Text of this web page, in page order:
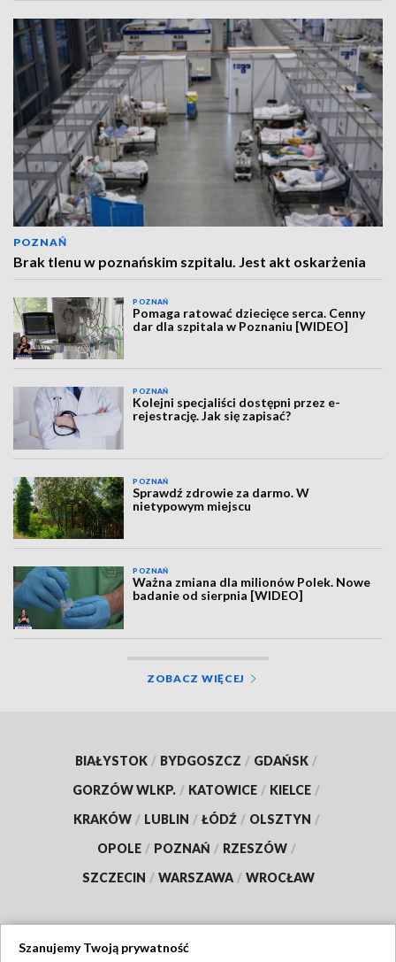
POZNAŃ
Brak tlenu w poznańskim szpitalu. Jest akt oskarżenia
POZNAŃ
Pomaga ratować dziecięce serca. Cenny
dar dla szpitala w Poznaniu [WIDEO]
POZNAŃ
Kolejni specjaliści dostępni przez e-
rejestrację. Jak się zapisać?
POZNAŃ
Sprawdź zdrowie za darmo. W
nietypowym miejscu
POZNAŃ
Ważna zmiana dla milionów Polek. Nowe
badanie od sierpnia [WIDEO]
ZOBACZ WIĘCEJ
BIAŁYSTOK / BYDGOSZCZ / GDAŃSK /
GORZÓW WLKP. / KATOWICE / KIELCE /
KRAKÓW / LUBLIN / ŁÓDŹ / OLSZTYN /
OPOLE / POZNAŃ / RZESZÓW /
SZCZECIN / WARSZAWA / WROCŁAW
Szanujemy Twoją prywatność